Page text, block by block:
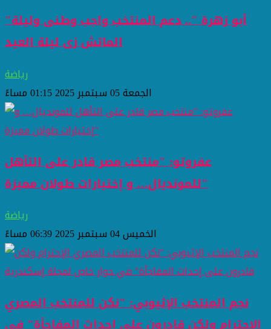
"أبو زهرة ".. دعم المنتخب واجب وطنى وليلة
الماتش زى ليلة العيد
رياضة
الجمعة 05 سبتمبر 2025 01:15 مساءً
عفروتو: "منتخب مصر قادر على التأهل
للمونديال… و إختيارات طولان مميزة"
رياضة
الخميس 04 سبتمبر 2025 06:39 مساءً
نجم المنتخب الإثيوبي: "نكن للمنتخب المصري